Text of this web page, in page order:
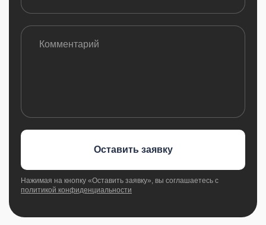
Оставить заявку
Нажимая на кнопку «Оставить заявку», вы соглашаетесь с
политикой конфиденциальности